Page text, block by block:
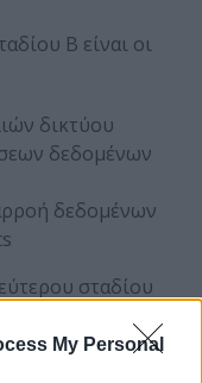
My Personal
Β είναι οι
δικτύου
δεδομένων
δεδομένων
σταδίου
επίθεσης